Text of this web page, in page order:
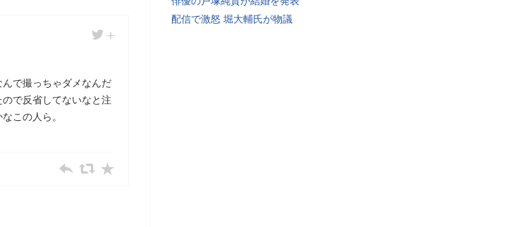
で撮っちゃダメなんだ
で反省してないなと注
この人ら。
配信で激怒 堀大輔氏が物議